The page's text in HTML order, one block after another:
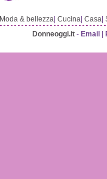
Moda & bellezza Cucina Casa
Donneoggi.it - Email